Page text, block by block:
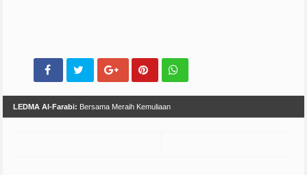
LEDMA Al-Farabi: Bersama Meraih Kemuliaan